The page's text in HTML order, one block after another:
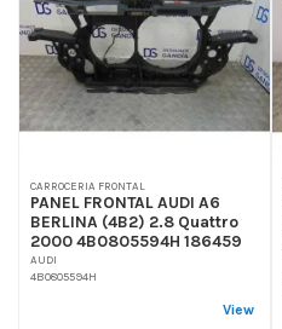
CARROCERIA FRONTAL
PANEL FRONTAL AUDI A6
BERLINA (4B2) 2.8 Quattro
2000 4B0805594H 186459
AUDI
4B0805594H
View